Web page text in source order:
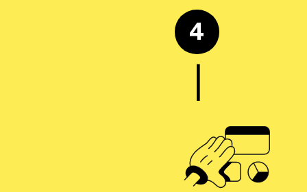
4
|